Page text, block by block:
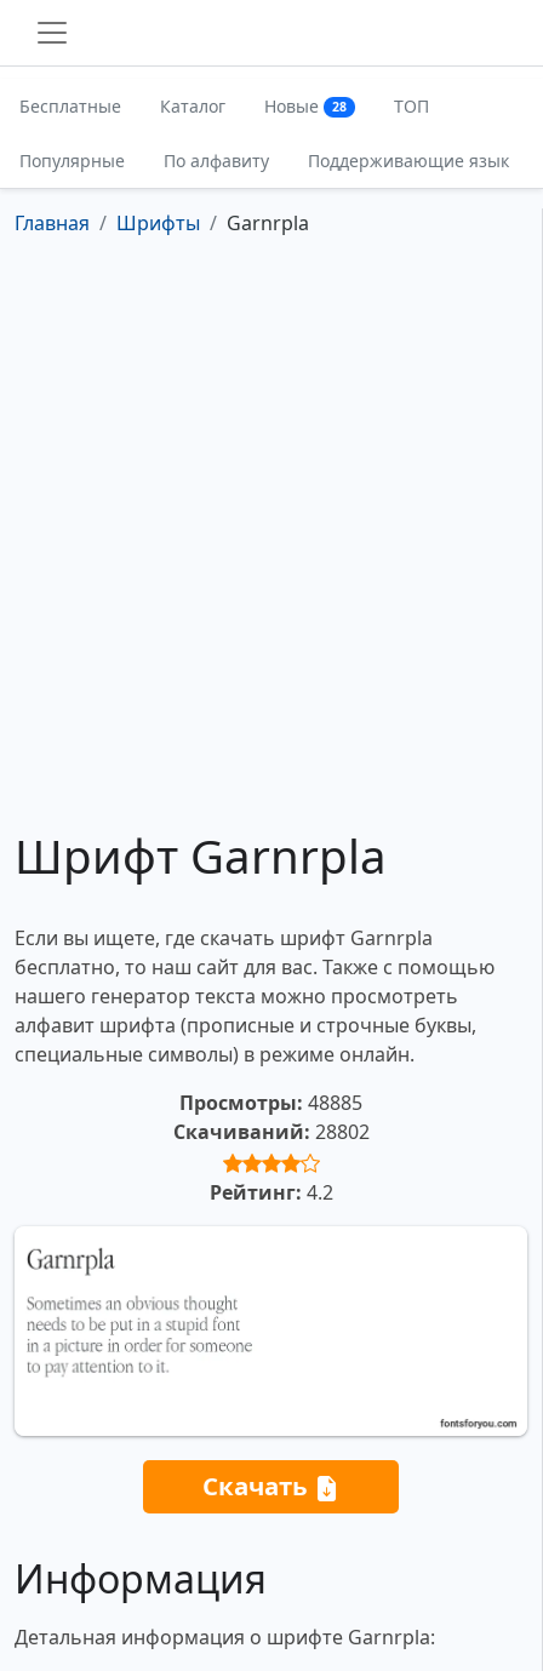
Бесплатные Каталог Новые 28 ТОП
Популярные По алфавиту Поддерживающие язык
Главная Шрифты Garnrpla
Шрифт Garnrpla
Если вы ищете, где скачать шрифт Garnrpla
бесплатно, то наш сайт для вас. Также с помощью
нашего генератор текста можно просмотреть
алфавит шрифта (прописные и строчные буквы,
специальные символы) в режиме онлайн.
Просмотры: 48885
Скачиваний: 28802
Рейтинг: 4.2
Скачать
Информация
Детальная информация о шрифте Garnrpla: